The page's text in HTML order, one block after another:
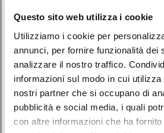
Questo sito web utilizza i cookie
Utilizziamo i cookie per
annunci, per fornire funzionalità dei
analizzare il nostro traffico.
informazioni sul modo in cui
nostri partner che si occupano di
pubblicità e social media, i quali
con altre informazioni che ha
Eventi
Primi Passi: incontri per neo-
mesi nella Biblioteca di Monselice
27/05/2025